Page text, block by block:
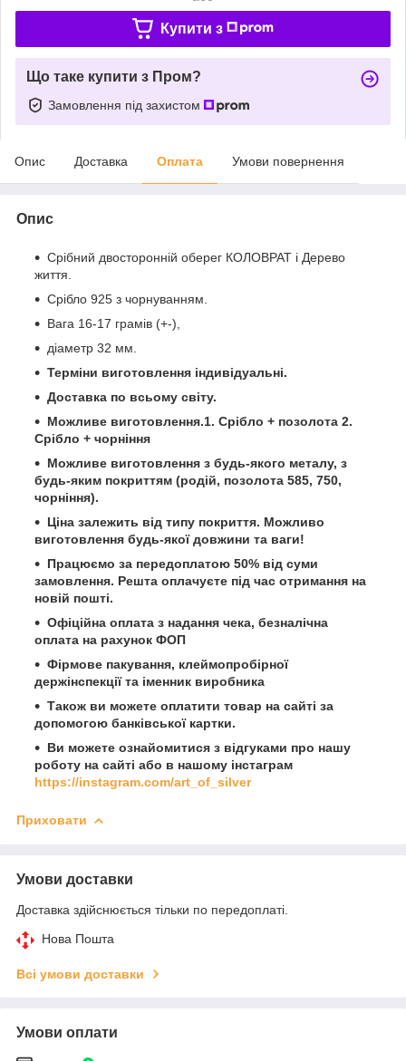
Купити з
Що таке купити з Пром?
Замовлення під захистом
Опис Доставка Оплата Умови повернення
Опис
Срібний двосторонній оберег КОЛОВРАТ і Дерево
життя.
Срібло 925 з чорнуванням.
Вага 16-17 грамів (+-),
діаметр 32 мм.
Терміни виготовлення індивідуальні.
Доставка по всьому світу.
Можливе виготовлення.1. Срібло + позолота 2.
Срібло + чорніння
Можливе виготовлення з будь-якого металу, з
будь-яким покриттям (родій, позолота 585, 750,
чорніння).
Ціна залежить від типу покриття. Можливо
виготовлення будь-якої довжини та ваги!
Працюємо за передоплатою 50% від суми
замовлення. Решта оплачуєте під час отримання на
новій пошті.
Офіційна оплата з надання чека, безналічна
оплата на рахунок ФОП
Фірмове пакування, клеймопробірної
держінспекції та іменник виробника
Також ви можете оплатити товар на сайті за
допомогою банківської картки.
Ви можете ознайомитися з відгуками про нашу
роботу на сайті або в нашому інстаграм
https://instagram.com/art_of_silver
Приховати
Умови доставки
Доставка здійснюється тільки по передоплаті.
Нова Пошта
Всі умови доставки
Умови оплати